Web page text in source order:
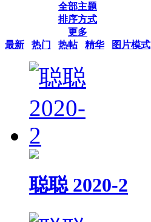
全部主题
排序方式
更多
最新
热门 热帖 精华 图片模式
聪聪 2020-2